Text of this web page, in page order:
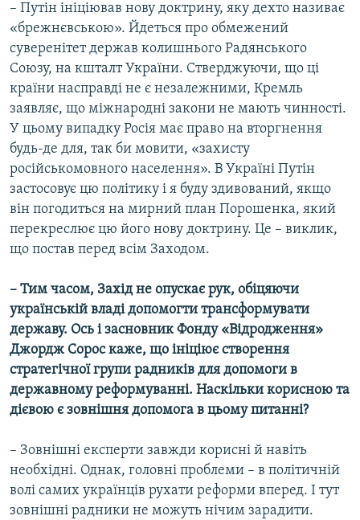
– Путін ініціював нову доктрину, яку дехто називає
«брежнєвською». Йдеться про обмежений
суверенітет держав колишнього Радянського
Союзу, на кшталт України. Стверджуючи, що ці
країни насправді не є незалежними, Кремль
заявляє, що міжнародні закони не мають чинності.
У цьому випадку Росія має право на вторгнення
будь-де для, так би мовити, «захисту
російськомовного населення». В Україні Путін
застосовує цю політику і я буду здивований, якщо
він погодиться на мирний план Порошенка, який
перекреслює цю його нову доктрину. Це – виклик,
що постав перед всім Заходом.
– Тим часом, Захід не опускає рук, обіцяючи
українській владі допомогти трансформувати
державу. Ось і засновник Фонду «Відродження»
Джордж Сорос каже, що ініціює створення
стратегічної групи радників для допомоги в
державному реформуванні. Наскільки корисною та
дієвою є зовнішня допомога в цьому питанні?
– Зовнішні експерти завжди корисні й навіть
необхідні. Однак, головні проблеми – в політичній
волі самих українців рухати реформи вперед. І тут
зовнішні радники не можуть нічим зарадити.